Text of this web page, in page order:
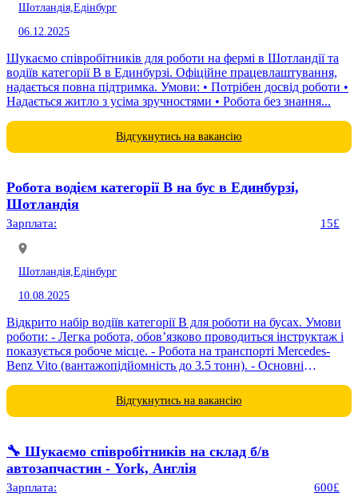
Шотландія, Едінбург
06.12.2025
Шукаємо співробітників для роботи на фермі в Шотландії та
водіїв категорії B в Единбурзі. Офіційне працевлаштування,
надається повна підтримка. Умови: • Потрібен досвід роботи •
Надається житло з усіма зручностями • Робота без знання...
Відгукнутись на вакансію
Робота водієм категорії B на бус в Единбурзі,
Шотландія
Зарплата: 15£
Шотландія, Едінбург
10.08.2025
Відкрито набір водіїв категорії B для роботи на бусах. Умови
роботи: - Легка робота, обов’язково проводиться інструктаж і
показується робоче місце. - Робота на транспорті Mercedes-
Benz Vito (вантажопідйомність до 3.5 тонн). - Основні
Відгукнутись на вакансію
🔧 Шукаємо співробітників на склад б/в
автозапчастин - York, Англія
Зарплата: 600£